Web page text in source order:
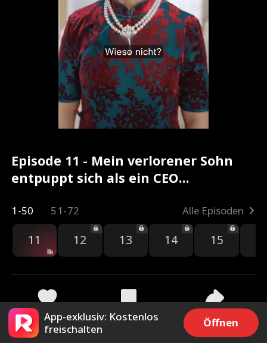
Episode 11 - Mein verlorener Sohn
entpuppt sich als ein CEO
1-50 51-72 Alle Episoden
11 12 13 14 15
2.2k 642 Teilen
App-exklusiv: Kostenlos
freischalten
Öffnen